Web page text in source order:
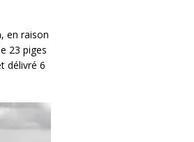
en raison
23 piges
délivré 6